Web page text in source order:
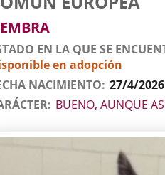
EN LA QUE SE
en adopción
NACIMIENTO 27/4/2026
BUENO, AUNQUE